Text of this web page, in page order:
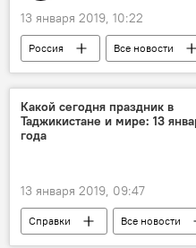
13 января 2019, 10:22
Россия Все новости
Аналитика
Экономика
санкции
Какой сегодня праздник в
Таджикистане и мире: 13
года
13 января 2019, 09:47
Справки Все новости